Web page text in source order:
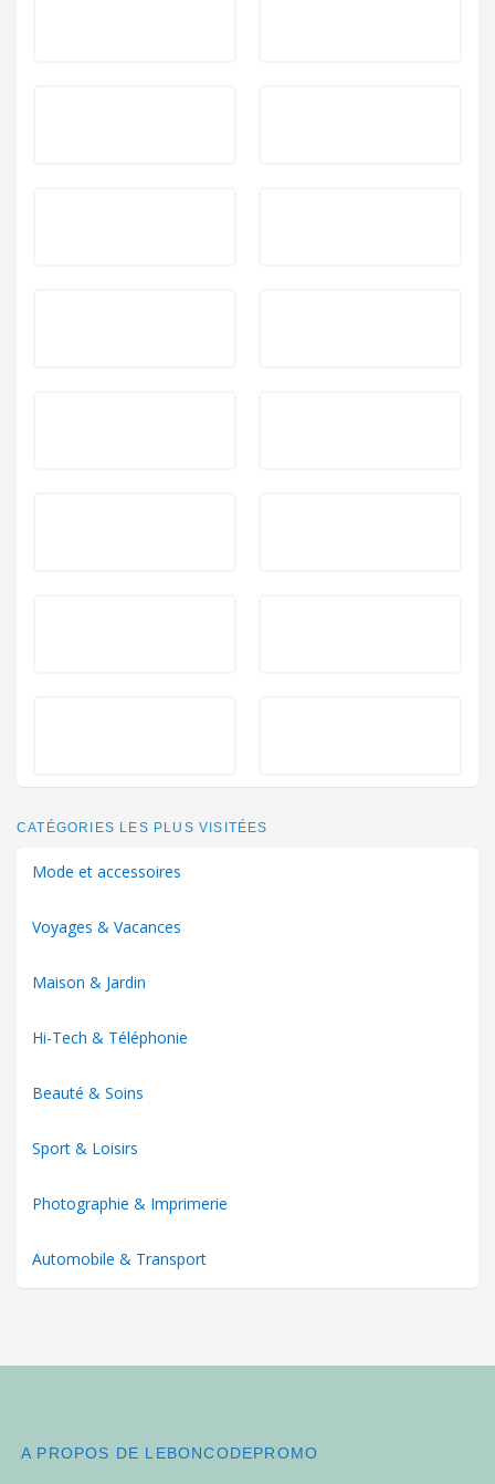
CATÉGORIES LES PLUS VISITÉES
Mode et accessoires
Voyages & Vacances
Maison & Jardin
Hi-Tech & Téléphonie
Beauté & Soins
Sport & Loisirs
Photographie & Imprimerie
Automobile & Transport
A PROPOS DE LEBONCODEPROMO